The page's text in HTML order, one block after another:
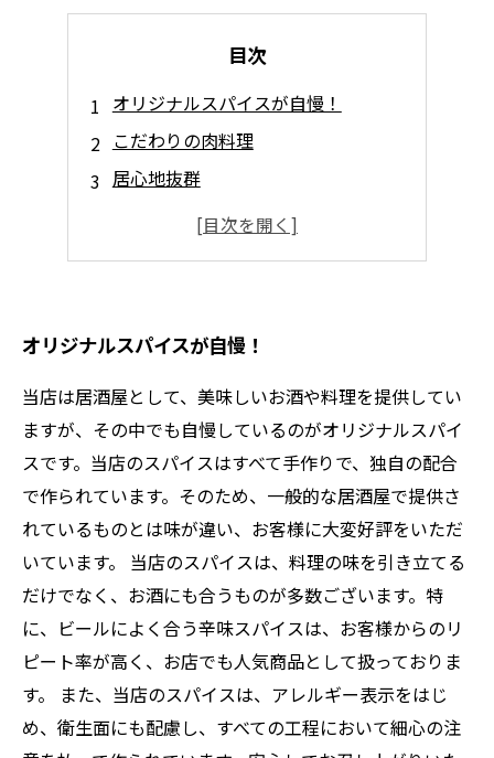
目次
オリジナルスパイスが自慢！
こだわりの肉料理
居心地抜群
立地条件◎
オリジナルスパイスが自慢！
当店は居酒屋として、美味しいお酒や料理を提供してい
ますが、その中でも自慢しているのがオリジナルスパイ
スです。当店のスパイスはすべて手作りで、独自の配合
で作られています。そのため、一般的な居酒屋で提供さ
れているものとは味が違い、お客様に大変好評をいただ
いています。 当店のスパイスは、料理の味を引き立てる
だけでなく、お酒にも合うものが多数ございます。特
に、ビールによく合う辛味スパイスは、お客様からのリ
ピート率が高く、お店でも人気商品として扱っておりま
す。 また、当店のスパイスは、アレルギー表示をはじ
め、衛生面にも配慮し、すべての工程において細心の注